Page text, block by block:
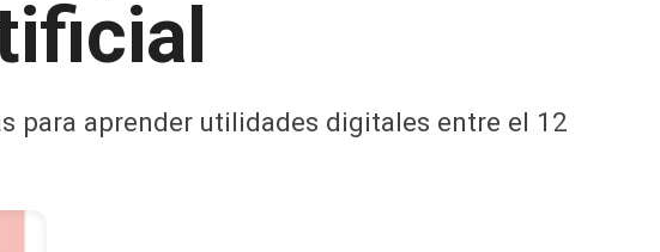
para aprender utilidades digitales entre el 12